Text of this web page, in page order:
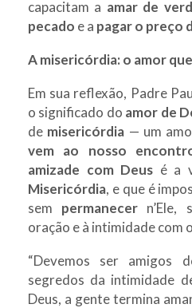
capacitam a amar de
pecado e a pagar o preço
A misericórdia: o amor
Em sua reflexão, Padre
o significado do amor de
de misericórdia — um
vem ao nosso
amizade com Deus é a
Misericórdia, e que é
sem permanecer n’Ele,
oração e à intimidade com
“Devemos ser amigos
segredos da intimidade
Deus, a gente termina